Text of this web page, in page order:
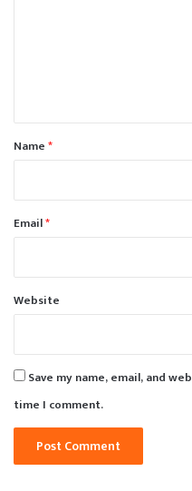
*Name*
Email*
Website
Save my name, email, and
time I comment.